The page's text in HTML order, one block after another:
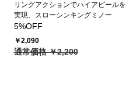
リングアクションでハイアピールを
実現、スローシンキングミノー
5%OFF
￥2,090
通常価格 ￥2,200